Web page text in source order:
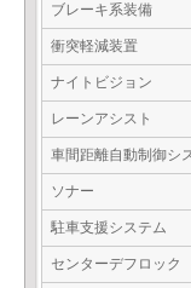
ブレーキ系装備
衝突軽減装置
ナイトビジョン
レーンアシスト
車間距離自動制御シ
ソナー
駐車支援システム
センターデフロック